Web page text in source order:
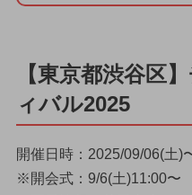
【東京都渋谷区
ィバル2025
開催日時：2025/09/06(土)
※開会式：9/6(土)11:00〜